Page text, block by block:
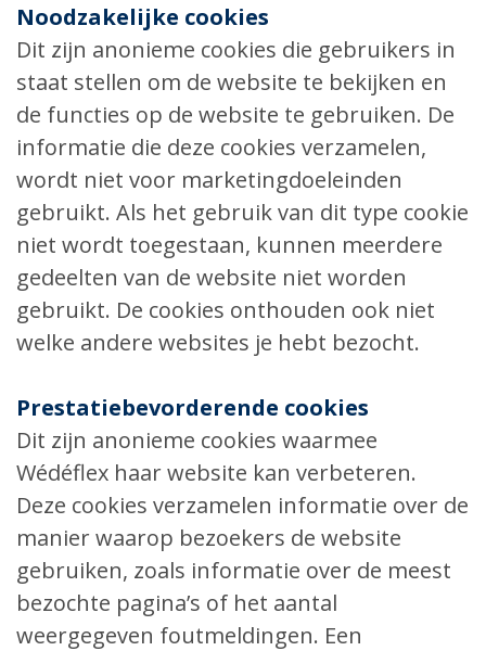
Noodzakelijke cookies
Dit zijn anonieme cookies die gebruikers in
staat stellen om de website te bekijken en
de functies op de website te gebruiken. De
informatie die deze cookies verzamelen,
wordt niet voor marketingdoeleinden
gebruikt. Als het gebruik van dit type cookie
niet wordt toegestaan, kunnen meerdere
gedeelten van de website niet worden
gebruikt. De cookies onthouden ook niet
welke andere websites je hebt bezocht.
Prestatiebevorderende cookies
Dit zijn anonieme cookies waarmee
Wédéflex haar website kan verbeteren.
Deze cookies verzamelen informatie over de
manier waarop bezoekers de website
gebruiken, zoals informatie over de meest
bezochte pagina’s of het aantal
weergegeven foutmeldingen. Een